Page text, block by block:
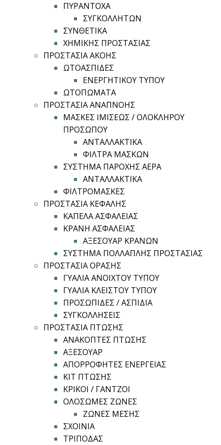
ΠΥΡΑΝΤΟΧΑ
ΣΥΓΚΟΛΛΗΤΩΝ
ΣΥΝΘΕΤΙΚΑ
ΧΗΜΙΚΗΣ ΠΡΟΣΤΑΣΙΑΣ
ΠΡΟΣΤΑΣΙΑ ΑΚΟΗΣ
ΩΤΟΑΣΠΙΔΕΣ
ΕΝΕΡΓΗΤΙΚΟΥ ΤΥΠΟΥ
ΩΤΟΠΩΜΑΤΑ
ΠΡΟΣΤΑΣΙΑ ΑΝΑΠΝΟΗΣ
ΜΑΣΚΕΣ ΙΜΙΣΕΩΣ / ΟΛΟΚΛΗΡΟΥ
ΠΡΟΣΩΠΟΥ
ΑΝΤΑΛΛΑΚΤΙΚΑ
ΦΙΛΤΡΑ ΜΑΣΚΩΝ
ΣΥΣΤΗΜΑ ΠΑΡΟΧΗΣ ΑΕΡΑ
ΑΝΤΑΛΛΑΚΤΙΚΑ
ΦΙΛΤΡΟΜΑΣΚΕΣ
ΠΡΟΣΤΑΣΙΑ ΚΕΦΑΛΗΣ
ΚΑΠΕΛΑ ΑΣΦΑΛΕΙΑΣ
ΚΡΑΝΗ ΑΣΦΑΛΕΙΑΣ
ΑΞΕΣΟΥΑΡ ΚΡΑΝΩΝ
ΣΥΣΤΗΜΑ ΠΟΛΛΑΠΛΗΣ ΠΡΟΣΤΑΣΙΑΣ
ΠΡΟΣΤΑΣΙΑ ΟΡΑΣΗΣ
ΓΥΑΛΙΑ ΑΝΟΙΧΤΟΥ ΤΥΠΟΥ
ΓΥΑΛΙΑ ΚΛΕΙΣΤΟΥ ΤΥΠΟΥ
ΠΡΟΣΩΠΙΔΕΣ / ΑΣΠΙΔΙΑ
ΣΥΓΚΟΛΛΗΣΕΙΣ
ΠΡΟΣΤΑΣΙΑ ΠΤΩΣΗΣ
ΑΝΑΚΟΠΤΕΣ ΠΤΩΣΗΣ
ΑΞΕΣΟΥΑΡ
ΑΠΟΡΡΟΦΗΤΕΣ ΕΝΕΡΓΕΙΑΣ
ΚΙΤ ΠΤΩΣΗΣ
ΚΡΙΚΟΙ / ΓΑΝΤΖΟΙ
ΟΛΟΣΩΜΕΣ ΖΩΝΕΣ
ΖΩΝΕΣ ΜΕΣΗΣ
ΣΧΟΙΝΙΑ
ΤΡΙΠΟΔΑΣ